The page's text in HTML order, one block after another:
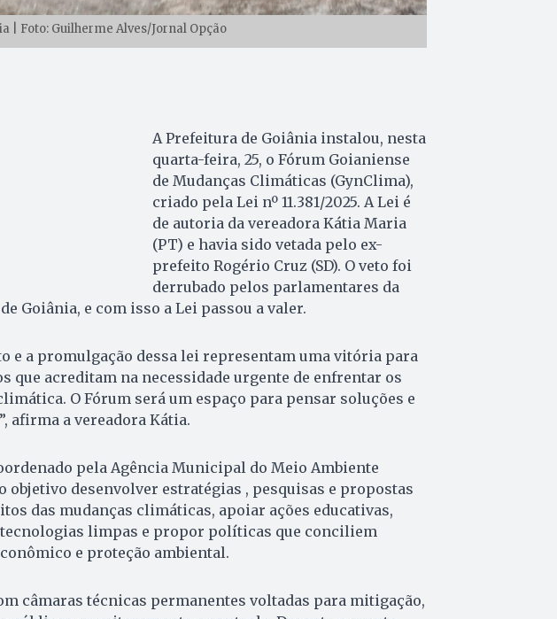
| Foto: Guilherme Alves/Jornal Opção
A Prefeitura de Goiânia instalou, nesta
quarta-feira, 25, o Fórum Goianiense
de Mudanças Climáticas (GynClima),
criado pela Lei nº 11.381/2025. A Lei é
de autoria da vereadora Kátia Maria
(PT) e havia sido vetada pelo ex-
prefeito Rogério Cruz (SD). O veto foi
derrubado pelos parlamentares da
Goiânia, e com isso a Lei passou a valer.
e a promulgação dessa lei representam uma vitória para
que acreditam na necessidade urgente de enfrentar os
O Fórum será um espaço para pensar soluções e
afirma a vereadora Kátia.
pela Agência Municipal do Meio Ambiente
objetivo desenvolver estratégias , pesquisas e propostas
das mudanças climáticas, apoiar ações educativas,
limpas e propor políticas que conciliem
e proteção ambiental.
câmaras técnicas permanentes voltadas para mitigação,